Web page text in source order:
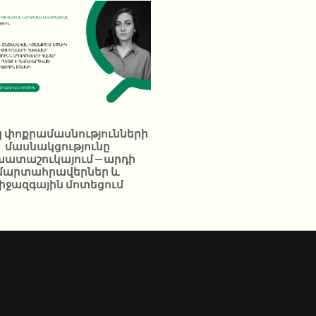
փոքրամասնությունների
մասնակցությունը
– արդի
և
մոտեցում